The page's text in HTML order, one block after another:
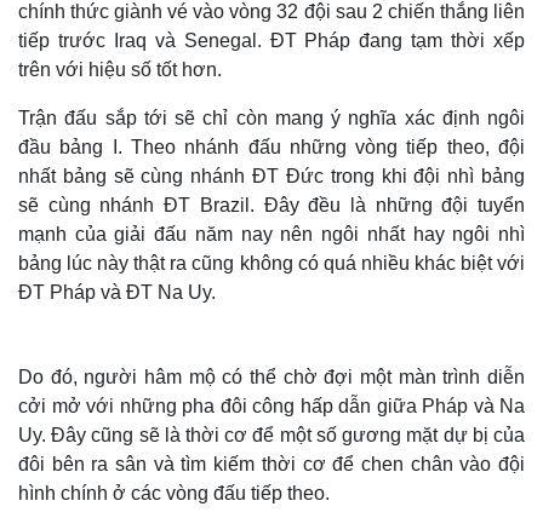
chính thức giành vé vào vòng 32 đội sau 2 chiến thắng liên
tiếp trước Iraq và Senegal. ĐT Pháp đang tạm thời xếp
trên với hiệu số tốt hơn.
Trận đấu sắp tới sẽ chỉ còn mang ý nghĩa xác định ngôi
đầu bảng I. Theo nhánh đấu những vòng tiếp theo, đội
nhất bảng sẽ cùng nhánh ĐT Đức trong khi đội nhì bảng
sẽ cùng nhánh ĐT Brazil. Đây đều là những đội tuyển
mạnh của giải đấu năm nay nên ngôi nhất hay ngôi nhì
bảng lúc này thật ra cũng không có quá nhiều khác biệt với
ĐT Pháp và ĐT Na Uy.
Do đó, người hâm mộ có thể chờ đợi một màn trình diễn
cởi mở với những pha đôi công hấp dẫn giữa Pháp và Na
Uy. Đây cũng sẽ là thời cơ để một số gương mặt dự bị của
đôi bên ra sân và tìm kiếm thời cơ để chen chân vào đội
hình chính ở các vòng đấu tiếp theo.